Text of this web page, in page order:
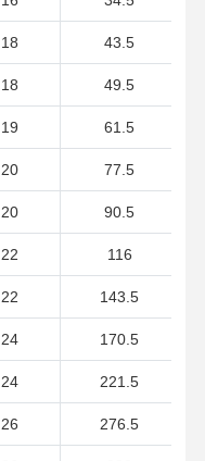
aço inoxidável
18 43.5
18 49.5
19 61.5
20 77.5
20 90.5
22 116
22 143.5
24 170.5
24 221.5
26 276.5